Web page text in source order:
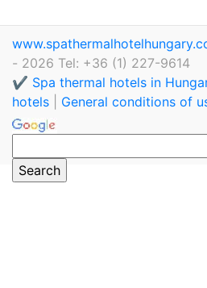
- 2026 Tel: +36 (1) 227-9614
✔️ Spa thermal hotels in
hotels
General conditions of